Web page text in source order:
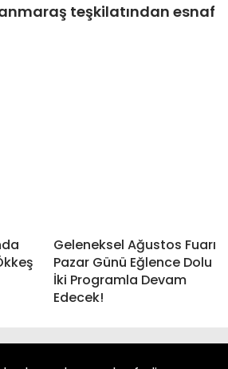
teşkilatından esnaf
Geleneksel Ağustos Fuarı
Pazar Günü Eğlence Dolu
İki Programla Devam
Edecek!